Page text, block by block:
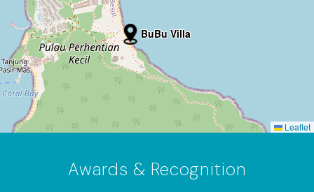
BuBu Villa
Leaflet
Awards & Recognition